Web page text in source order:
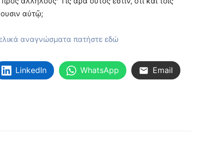
αὐτῷ;
αναγνώσματα πατήστε εδώ
LinkedIn WhatsApp Email